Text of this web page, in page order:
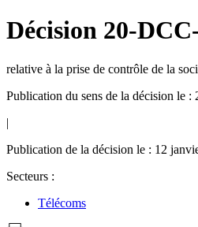
Décision 20-
relative à la prise de contrôle de la
Publication du sens de la décision le :
|
Publication de la décision le : 12
Secteurs :
Télécoms